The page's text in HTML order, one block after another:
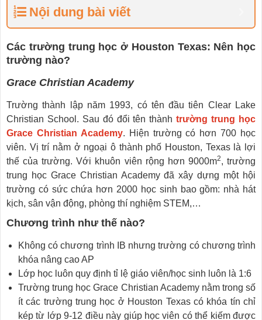
Nội dung bài viết
Các trường trung học ở Houston Texas: Nên học
trường nào?
Grace Christian Academy
Trường thành lập năm 1993, có tên đầu tiên Clear Lake
Christian School. Sau đó đổi tên thànhtrường trung học
Grace Christian Academy. Hiện trường có hơn 700 học
viên. Vị trí nằm ở ngoại ô thành phố Houston, Texas là lợi
thế của trường. Với khuôn viên rộng hơn 9000m2, trường
trung học Grace Christian Academy đã xây dựng một hội
trường có sức chứa hơn 2000 học sinh bao gồm: nhà hát
kịch, sân vận động, phòng thí nghiệm STEM,…
Chương trình như thế nào?
Không có chương trình IB nhưng trường có chương trình
khóa nâng cao AP
Lớp học luôn quy định tỉ lệ giáo viên/học sinh luôn là 1:6
Trường trung học Grace Christian Academy nằm trong số
ít các trường trung học ở Houston Texas có khóa tín chỉ
kép từ lớp 9-12 điều này giúp học viên có thể kiếm được